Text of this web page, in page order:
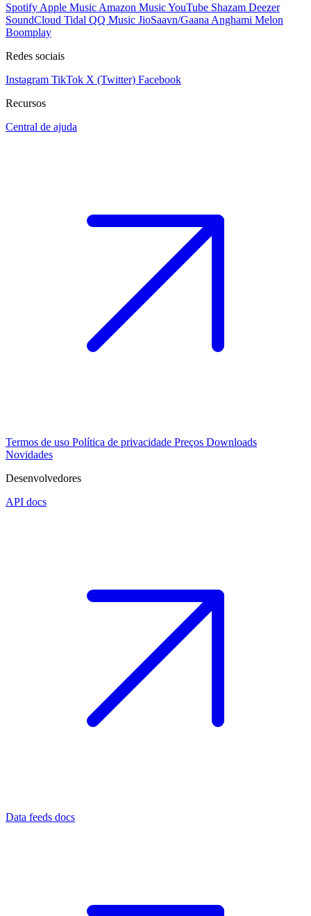
Spotify Apple Music Amazon MusicYouTube Shazam Deezer
SoundCloud Tidal QQ Music JioSaavn/Gaana Anghami Melon
Boomplay
Redes sociais
Instagram TikTok X (Twitter) Facebook
Recursos
Central de ajuda
Termos de uso Política de privacidade Preços Downloads
Novidades
Desenvolvedores
API docs
Data feeds docs